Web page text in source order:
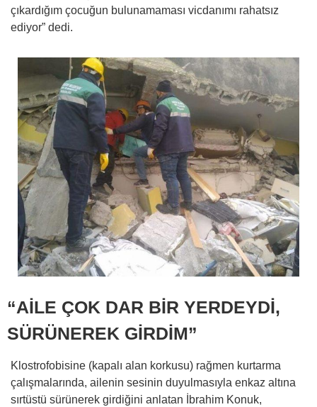
çıkardığım çocuğun bulunamaması vicdanımı rahatsız
ediyor” dedi.
“AİLE ÇOK DAR BİR YERDEYDİ,
SÜRÜNEREK GİRDİM”
Klostrofobisine (kapalı alan korkusu) rağmen kurtarma
çalışmalarında, ailenin sesinin duyulmasıyla enkaz altına
sırtüstü sürünerek girdiğini anlatan İbrahim Konuk,